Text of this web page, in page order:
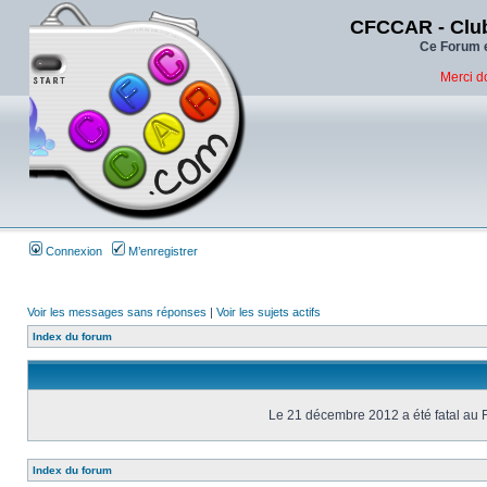
CFCCAR -
Ce Forum
Merci
Connexion M’enregistrer
Voir les messages sans réponses | Voir les sujets actifs
Index du forum
Le 21 décembre 2012 a été fatal au
Index du forum